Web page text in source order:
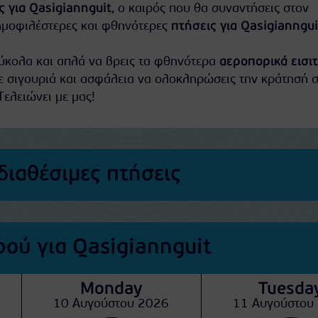
για Qasigiannguit, ο καιρός που θα συναντήσεις στον
και φθηνότερες πτήσεις για
και απλά να βρεις τα φθηνότερα αεροπορικά
σιγουριά και ασφάλεια να ολοκληρώσεις την κράτησή
με μας!
πτήσεις
για Qasigiannguit
Monday
10 Αυγούστου 2026 11